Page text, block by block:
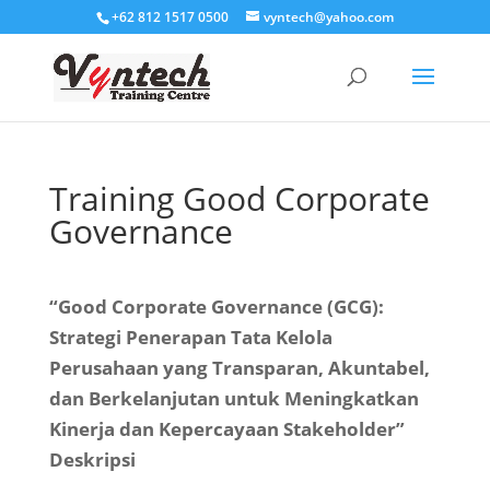
+62 812 1517 0500 vyntech@yahoo.com
Training Good Corporate
Governance
“Good Corporate Governance (GCG):
Strategi Penerapan Tata Kelola
Perusahaan yang Transparan, Akuntabel,
dan Berkelanjutan untuk Meningkatkan
Kinerja dan Kepercayaan Stakeholder”
Deskripsi